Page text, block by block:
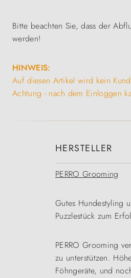
Bitte beachten Sie, dass der
werden!
HINWEIS:
Auf diesen Artikel wird kein
Achtung - nach dem Einloggen
HERSTELLER
PERRO Grooming
Gutes Hundestyling
Puzzlestück zum
PERRO Grooming
zu unterstützen.
Föhngeräte, und